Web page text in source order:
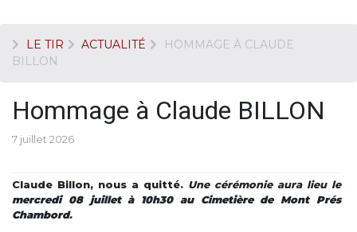
LE TIR ACTUALITÉ
HOMMAGE À CLAUDE
BILLON
Hommage à Claude BILLON
7 juillet 2026
Claude Billon, nous a quitté. Une cérémonieaura lieu le
mercredi 08 juillet à 10h30 au Cimetière de Mont Prés
Chambord.